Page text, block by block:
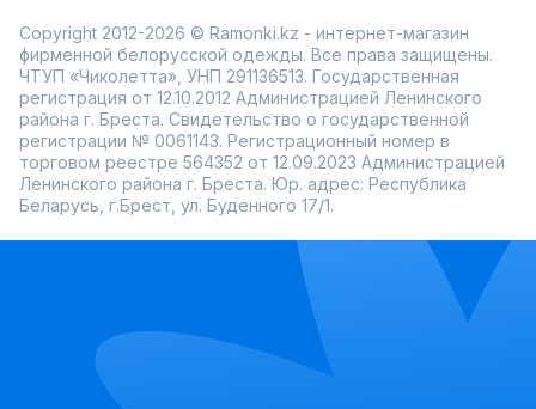
Прямые леопардовые — идеально с белой рубашкой
или чёрным свитером для контраста
Зауженные модели — классно смотрятся с
ботильонами или кедами, добавляют рок-н-ролла
Широкие варианты — для расслабленного шика с
oversize-жакетом или тонким топом
Размеры от маленьких до больших, чтобы принт сидел
ровно на любой фигуре. Акции часто захватывают такие
модели — можно взять и не переплатить. Примерка
перед оплатой + быстрая доставка по Казахстану, всё как
Возьми леопардовые брюки — и пусть даже самый
простой день станет ярче и смелее.
Copyright 2012-2026 © Ramonki.kz - интернет-магазин
фирменной белорусской одежды. Все права защищены.
ЧТУП «Чиколетта», УНП 291136513. Государственная
регистрация от 12.10.2012 Администрацией Ленинского
района г. Бреста. Свидетельство о государственной
регистрации № 0061143. Регистрационный номер в
торговом реестре 564352 от 12.09.2023 Администрацией
Ленинского района г. Бреста. Юр. адрес: Республика
Беларусь, г.Брест, ул. Буденного 17/1.